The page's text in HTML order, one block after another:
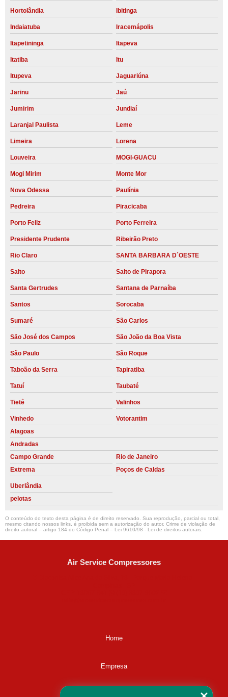
Hortolândia Ibitinga
Indaiatuba Iracemápolis
Itapetininga Itapeva
Itatiba Itu
Itupeva Jaguariúna
Jarinu Jaú
Jumirim Jundiaí
Laranjal Paulista Leme
Limeira Lorena
Louveira MOGI-GUACU
Mogi Mirim Monte Mor
Nova Odessa Paulínia
Pedreira Piracicaba
Porto Feliz Porto Ferreira
Presidente Prudente Ribeirão Preto
Rio Claro SANTA BARBARA D´OESTE
Salto Salto de Pirapora
Santa Gertrudes Santana de Parnaíba
Santos Sorocaba
Sumaré São Carlos
São José dos Campos São João da Boa Vista
São Paulo São Roque
Taboão da Serra Tapiratiba
Tatuí Taubaté
Tietê Valinhos
Vinhedo
Votorantim
Alagoas
Andradas
Campo Grande
Rio de Janeiro
Extrema
Poços de Caldas
Uberlândia
pelotas
O conteúdo do texto desta página é de direito reservado. Sua reprodução, parcial ou total,
mesmo citando nossos links, é proibida sem a autorização do autor. Crime de violação de
direito autoral – artigo 184 do Código Penal – Lei 9610/98 - Lei de direitos autorais.
Air Service Compressores
Home
Empresa